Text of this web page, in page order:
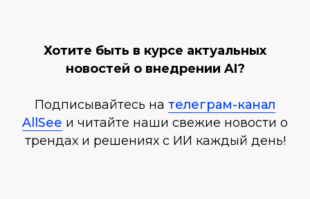
Хотите быть в курсе актуальных
новостей о внедрении AI?
Подписывайтесь на телеграм-канал
AllSee и читайте наши свежие новости о
трендах и решениях с ИИ каждый день!